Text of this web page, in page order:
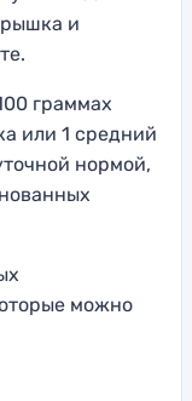
и
граммах
или 1 средний
нормой,
можно